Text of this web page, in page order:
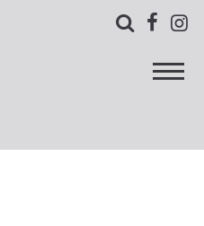
  